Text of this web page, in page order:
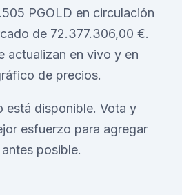
PGOLD en circulación
de 72.377.306,00 €.
actualizan en vivo y en
de precios.
está disponible. Vota y
esfuerzo para agregar
posible.